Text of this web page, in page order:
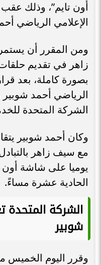
أون تايم”، وذلك عقب
الإعلامي الرياضي
ومن المقرر أن
زاهر في تقديم
بصورة كاملة، بعد
الرياضي أحمد
الشركة المتحدة
وكان أحمد شوبير
مع سيف زاهر
يوميا على شاشة
الحادية عشرة مساءً.
الشركة المتحدة
شوبير
وقرر اليوم الخميس